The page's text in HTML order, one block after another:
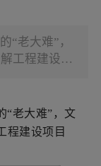
“老大难”，
工程建设项
“老大难”，文
程建设项目